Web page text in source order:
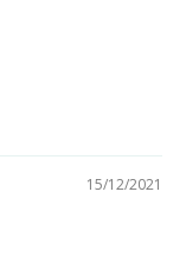
15/12/2021